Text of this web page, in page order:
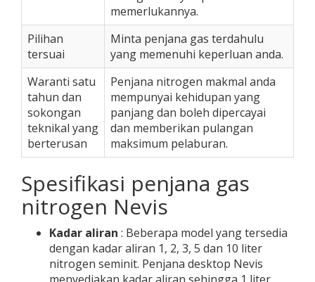
memerlukannya.
Pilihan
tersuai
Minta penjana gas terdahulu
yang memenuhi keperluan anda.
Waranti satu
tahun dan
sokongan
teknikal yang
berterusan
Penjana nitrogen makmal anda
mempunyai kehidupan yang
panjang dan boleh dipercayai
dan memberikan pulangan
maksimum pelaburan.
Spesifikasi penjana gas
nitrogen Nevis
Kadar aliran : Beberapa model yang tersedia
dengan kadar aliran 1, 2, 3, 5 dan 10 liter
nitrogen seminit. Penjana desktop Nevis